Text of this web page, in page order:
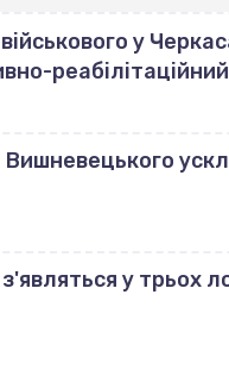
у
Вишневецького
у трьох